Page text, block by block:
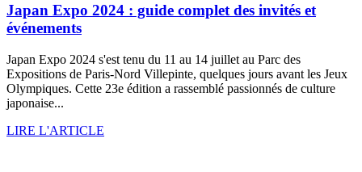
Japan Expo 2024 : guide complet des invités et
événements
Japan Expo 2024 s'est tenu du 11 au 14 juillet au Parc des
Expositions de Paris-Nord Villepinte, quelques jours avant les Jeux
Olympiques. Cette 23e édition a rassemblé passionnés de culture
japonaise...
LIRE L'ARTICLE